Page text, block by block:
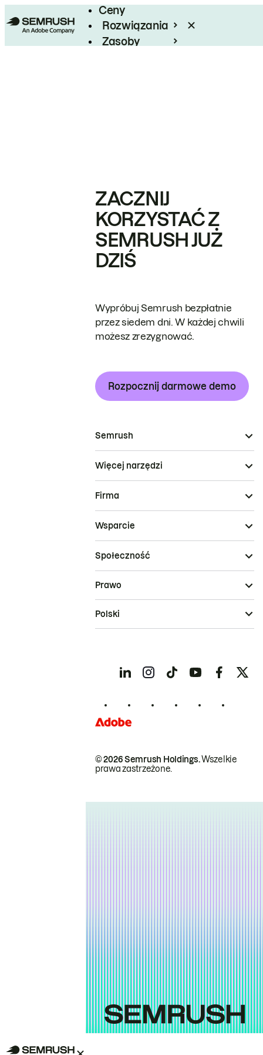
Ceny
Rozwiązania
Zasoby
ZACZNIJ
KORZYSTAĆ Z
SEMRUSH JUŻ
DZIŚ
Wypróbuj Semrush bezpłatnie
przez siedem dni. W każdej chwili
możesz zrezygnować.
Rozpocznij darmowe demo
Semrush
Więcej narzędzi
Firma
Wsparcie
Społeczność
© 2026 Semrush Holdings.Wszelkie
prawa zastrzeżone.
Prawo
Polski